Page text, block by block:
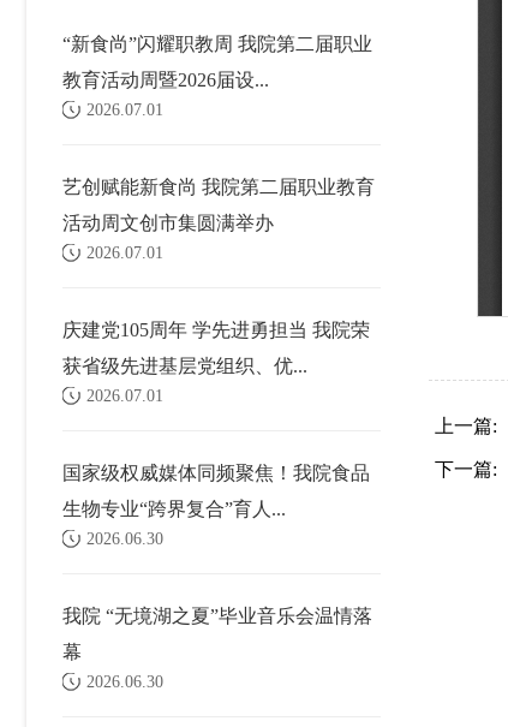
“新食尚”闪耀职教周 我院第二届职业
教育活动周暨2026届设...
2026.07.01
艺创赋能新食尚 我院第二届职业教育
活动周文创市集圆满举办
2026.07.01
庆建党105周年 学先进勇担当 我院荣
获省级先进基层党组织、优...
2026.07.01
国家级权威媒体同频聚焦！我院食品
生物专业“跨界复合”育人...
2026.06.30
我院 “无境湖之夏”毕业音乐会温情落
幕
2026.06.30
上一篇:
下一篇: